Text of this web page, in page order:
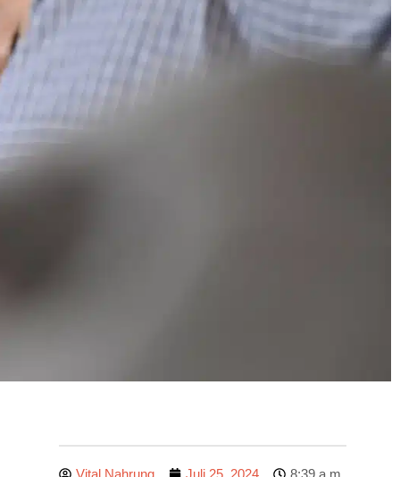
Vital Nahrung Juli 25, 2024 8:39 a.m.